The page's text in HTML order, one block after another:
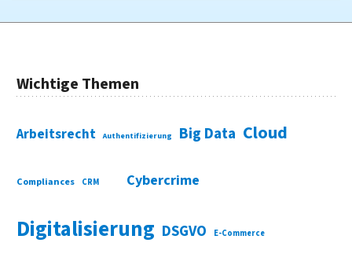
Wichtige Themen
Arbeitsrecht Authentifizierung Big Data Cloud
Compliances CRM Cybercrime
Digitalisierung DSGVO E-Commerce